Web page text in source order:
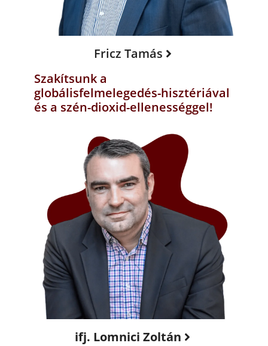
Fricz Tamás
Szakítsunk a
globálisfelmelegedés-hisztériával
és a szén-dioxid-ellenességgel!
ifj. Lomnici Zoltán